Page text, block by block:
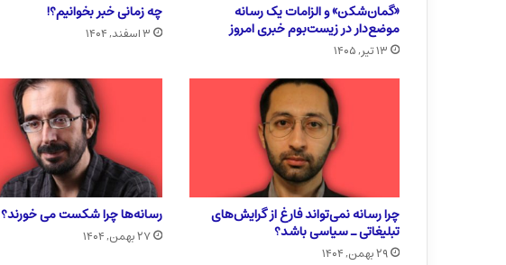
«گمان‌شکن» و الزامات یک رسانه
موضع‌دار در زیست‌بوم خبری امروز
۱۳ تیر, ۱۴۰۵
چه زمانی خبر بخوانیم؟!
۳ اسفند, ۱۴۰۴
چرا رسانه نمی‌تواند فارغ از گرایش‌های
تبلیغاتی ـ سیاسی باشد؟
۲۹ بهمن, ۱۴۰۴
رسانه‌ها چرا شکست می خورند؟
۲۷ بهمن, ۱۴۰۴